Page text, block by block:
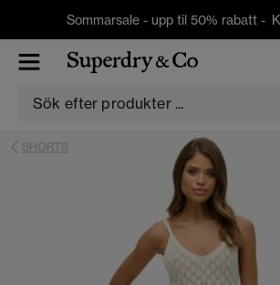
Sommarsale - upp til 50% rabatt -
SHORTS